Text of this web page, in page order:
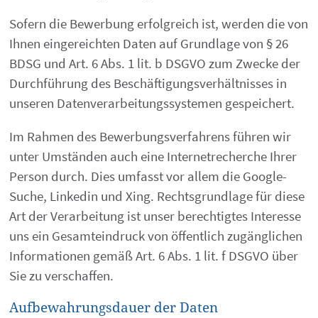
Sofern die Bewerbung erfolgreich ist, werden die von
Ihnen eingereichten Daten auf Grundlage von § 26
BDSG und Art. 6 Abs. 1 lit. b DSGVO zum Zwecke der
Durchführung des Beschäftigungsverhältnisses in
unseren Datenverarbeitungssystemen gespeichert.
Im Rahmen des Bewerbungsverfahrens führen wir
unter Umständen auch eine Internetrecherche Ihrer
Person durch. Dies umfasst vor allem die Google-
Suche, Linkedin und Xing. Rechtsgrundlage für diese
Art der Verarbeitung ist unser berechtigtes Interesse
uns ein Gesamteindruck von öffentlich zugänglichen
Informationen gemäß Art. 6 Abs. 1 lit. f DSGVO über
Sie zu verschaffen.
Aufbewahrungsdauer der Daten